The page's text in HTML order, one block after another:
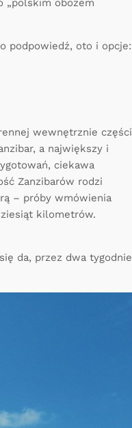
„polskim obozem
podpowiedź, oto i opcje:
wewnętrznie części
a największy i
ciekawa
Zanzibarów rodzi
– próby wmówienia
kilometrów.
da, przez dwa tygodnie